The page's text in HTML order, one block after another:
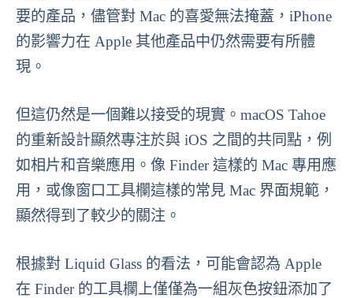
要的產品，儘管對 Mac 的喜愛無法掩蓋，iPhone
的影響力在 Apple 其他產品中仍然需要有所體
現。
但這仍然是一個難以接受的現實。macOS Tahoe
的重新設計顯然專注於與 iOS 之間的共同點，例
如相片和音樂應用。像 Finder 這樣的 Mac 專用應
用，或像窗口工具欄這樣的常見 Mac 界面規範，
顯然得到了較少的關注。
根據對 Liquid Glass 的看法，可能會認為 Apple
在 Finder 的工具欄上僅僅為一組灰色按鈕添加了